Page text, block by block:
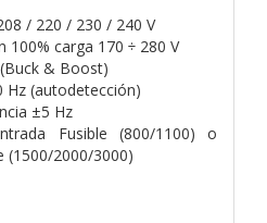
/ 220 / 230 / 240 V
100% carga 170 ÷ 280 V
& Boost)
Hz (autodetección)
±5 Hz
Fusible (800/1100) o
(1500/2000/3000)